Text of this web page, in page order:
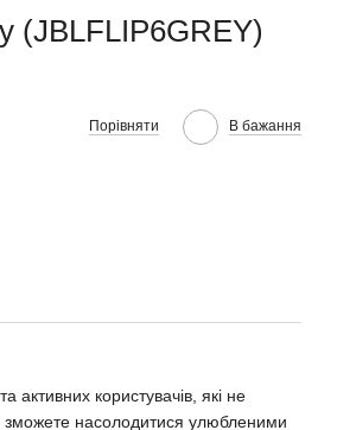
(JBLFLIP6GREY)
Порівняти В бажання
активних користувачів, які не
зможете насолодитися улюбленими